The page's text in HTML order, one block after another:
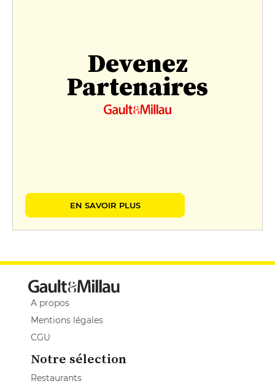
Devenez
Partenaires
EN SAVOIR PLUS
A propos
Mentions légales
CGU
Notre sélection
Restaurants